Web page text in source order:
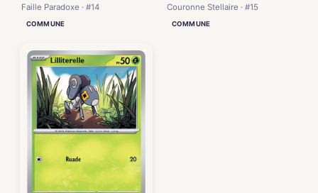
Faille Paradoxe · #14
COMMUNE
Couronne Stellaire · #15
COMMUNE